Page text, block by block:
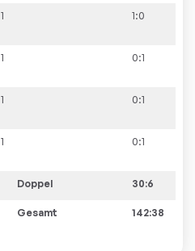
1 1:0
1 0:1
1 0:1
1 0:1
Doppel 30:6
Gesamt 142:38